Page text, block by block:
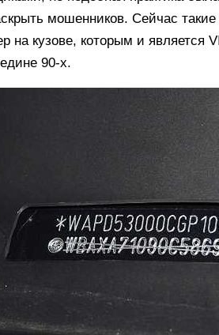
мошенников. Сейчас
на кузове, которым и является
90-х.